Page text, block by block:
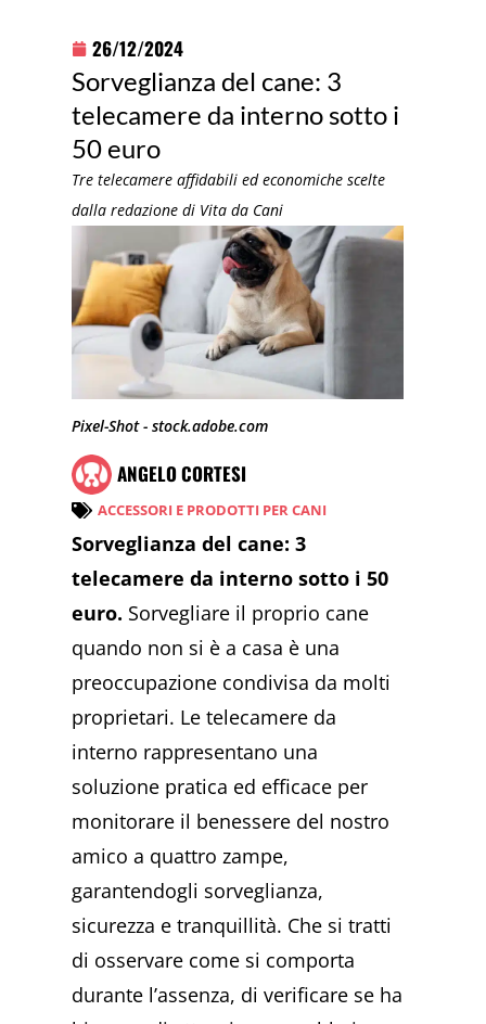
26/12/2024
Sorveglianza del cane: 3
telecamere da interno sotto i
50 euro
Tre telecamere affidabili ed economiche scelte
dalla redazione di Vita da Cani
Pixel-Shot - stock.adobe.com
ANGELO CORTESI
ACCESSORI E PRODOTTI PER CANI
Sorveglianza del cane: 3
telecamere da interno sotto i 50
euro. Sorvegliare il proprio cane
quando non si è a casa è una
preoccupazione condivisa da molti
proprietari. Le telecamere da
interno rappresentano una
soluzione pratica ed efficace per
monitorare il benessere del nostro
amico a quattro zampe,
garantendogli sorveglianza,
sicurezza e tranquillità. Che si tratti
di osservare come si comporta
durante l’assenza, di verificare se ha